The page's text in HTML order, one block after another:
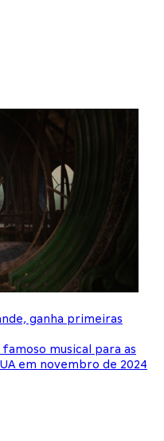
ganha primeiras
musical para as
em novembro de 2024